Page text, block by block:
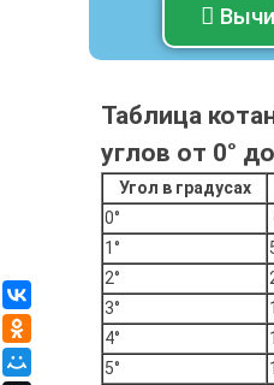
Таблица
углов от 0°
Угол в градусах
0°
1°
2°
3°
4°
5°
ВКонтакте
Одноклассники
Мой Мир